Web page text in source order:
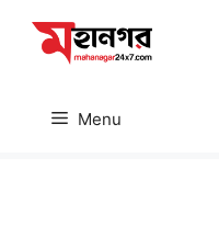
Menu